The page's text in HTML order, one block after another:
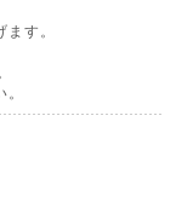
す。